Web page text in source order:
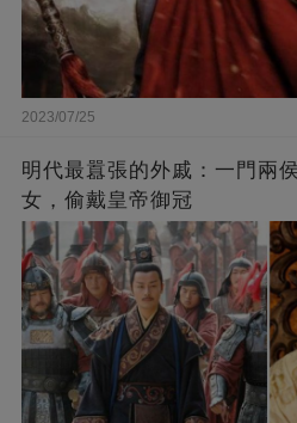
2023/07/25
明代最囂張的外戚：一門兩
女，偷戴皇帝御冠